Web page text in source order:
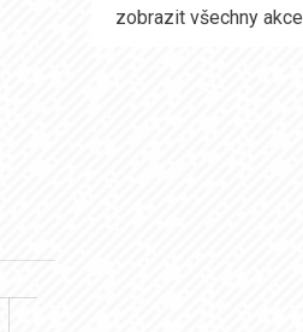
zobrazit všechny akce